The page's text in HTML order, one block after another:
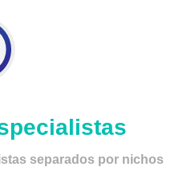
separados por nichos